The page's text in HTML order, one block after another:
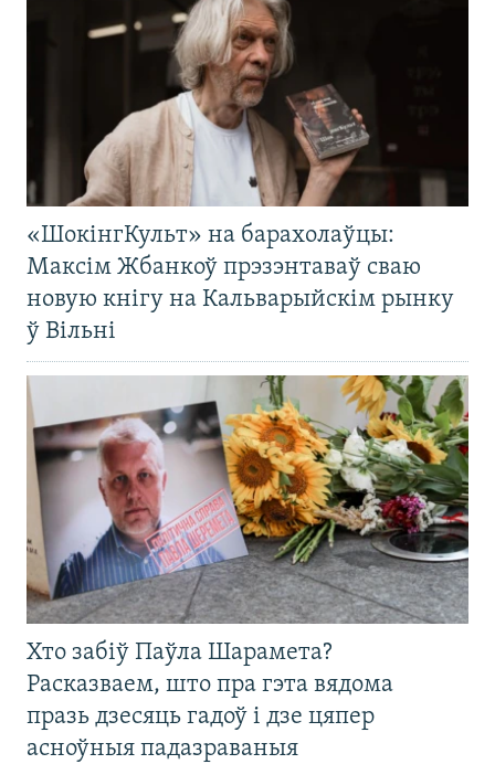
«ШокінгКульт» на барахолаўцы:
Максім Жбанкоў прэзэнтаваў сваю
новую кнігу на Кальварыйскім рынку
ў Вільні
Хто забіў Паўла Шарамета?
Расказваем, што пра гэта вядома
празь дзесяць гадоў і дзе цяпер
асноўныя падазраваныя